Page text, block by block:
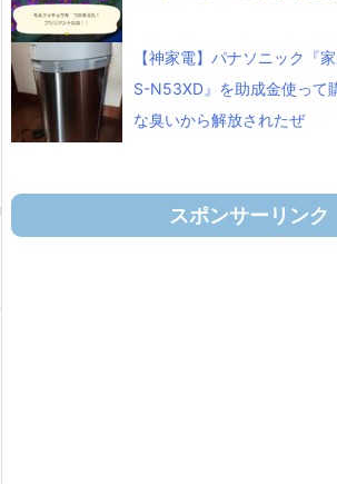
【神家電】パナソニック『
S-N53XD』を助成金使って
な臭いから解放されたぜ
スポンサーリンク